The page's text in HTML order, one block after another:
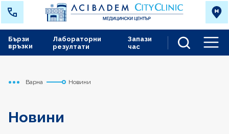
Лабораторни
резултати
Запази
час
Бързи
връзки
Начало
Варна Новини
Новини